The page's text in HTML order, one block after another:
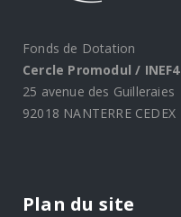
Fonds de Dotation
Cercle Promodul / INEF4
25 avenue des Guilleraies
92018 NANTERRE CEDEX
Plan du site